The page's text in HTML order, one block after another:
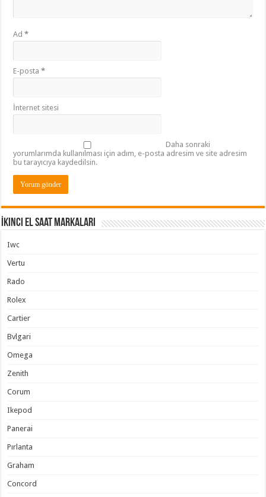
Ad*
E-posta*
İnternet sitesi
Daha sonraki
yorumlarımda kullanılması için adım, e-posta adresim ve site adresim
bu tarayıcıya kaydedilsin.
İkinci El Saat Markaları
Iwc
Vertu
Rado
Rolex
Cartier
Bvlgari
Omega
Zenith
Corum
Ikepod
Panerai
Pırlanta
Graham
Concord